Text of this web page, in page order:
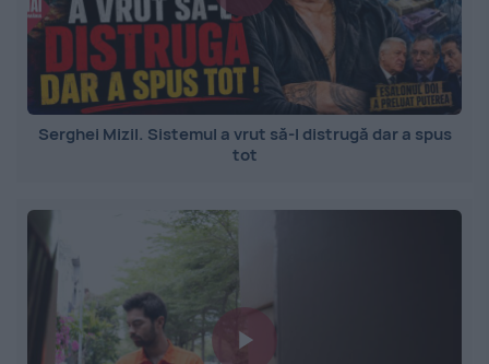
Serghei Mizil. Sistemul a vrut să-l distrugă dar a spus
tot